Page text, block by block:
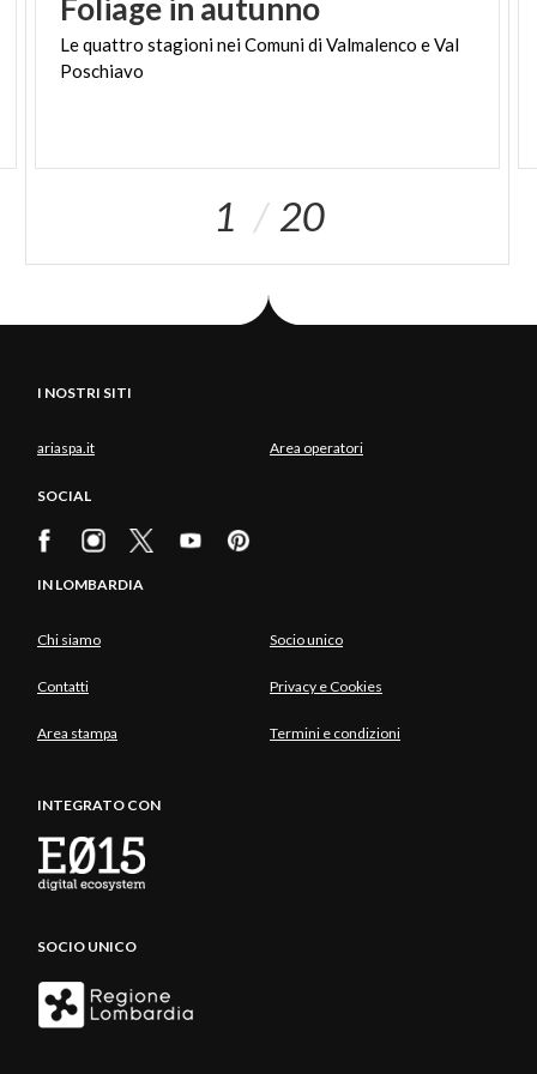
Foliage in autunno
Lequattro stagionineiComunidiValmalenco eVal
Poschiavo
1 20
I NOSTRI SITI
ariaspa.it Area operatori
SOCIAL
IN LOMBARDIA
Chi siamo Socio unico
Contatti Privacy e Cookies
Area stampa Termini e condizioni
INTEGRATO CON
SOCIO UNICO